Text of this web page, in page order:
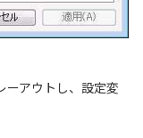
ーアウトし、設定変